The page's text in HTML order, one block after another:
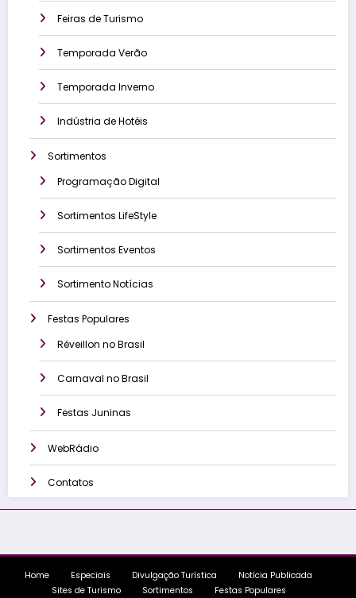
Feiras de Turismo
Temporada Verão
Temporada Inverno
Indústria de Hotéis
Sortimentos
Programação Digital
Sortimentos LifeStyle
Sortimentos Eventos
Sortimento Notícias
Festas Populares
Réveillon no Brasil
Carnaval no Brasil
Festas Juninas
WebRádio
Contatos
Home Especiais Divulgação Turística
Notícia Publicada
Sites de Turismo
Sortimentos Festas Populares